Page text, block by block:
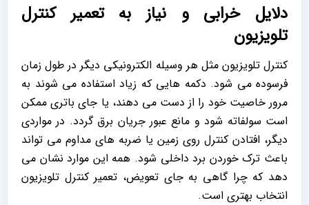
دلایل خرابی و نیاز به تعمیر کنترل
تلویزیون
کنترل تلویزیون مثل هر وسیله الکترونیکی دیگر در طول زمان
فرسوده می‌ شود. دکمه‌ هایی که زیاد استفاده می‌ شوند به
مرور خاصیت خود را از دست می‌ دهند، یا جای باتری ممکن
است سولفاته شود و مانع عبور جریان برق گردد. در مواردی
دیگر، افتادن کنترل روی زمین یا ضربه‌ های مداوم می‌ تواند
باعث ترک خوردن برد داخلی شود. همه این موارد نشان می‌
دهد که چرا گاهی به جای تعویض، تعمیر کنترل تلویزیون
انتخاب بهتری است.